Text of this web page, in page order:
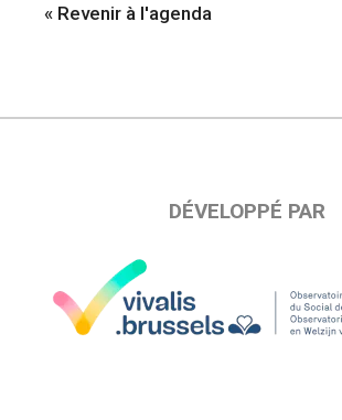
« Revenir à l'agenda
DÉVELOPPÉ PAR